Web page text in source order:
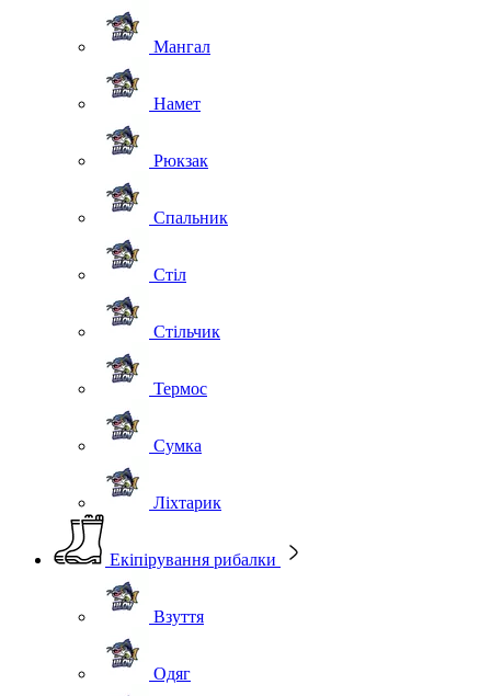
Мангал
Намет
Рюкзак
Спальник
Стіл
Стільчик
Термос
Сумка
Ліхтарик
Екіпірування рибалки
Взуття
Одяг